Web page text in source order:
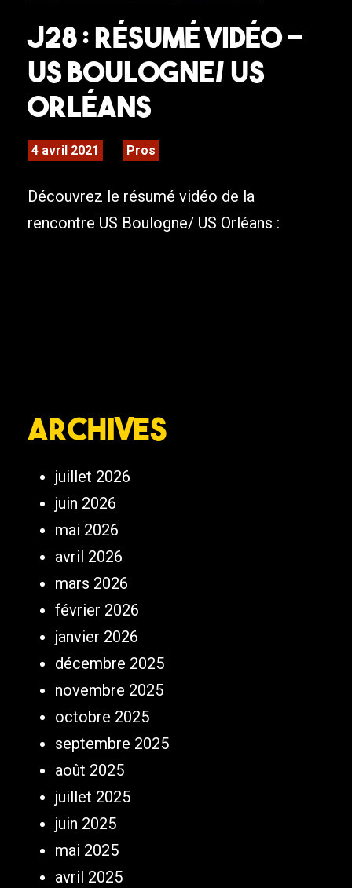
J28 : Résumé Vidéo –
US Boulogne/ US
Orléans
4 avril 2021 Pros
Découvrez le résumé vidéo de la
rencontre US Boulogne/ US Orléans :
Archives
juillet 2026
juin 2026
mai 2026
avril 2026
mars 2026
février 2026
janvier 2026
décembre 2025
novembre 2025
octobre 2025
septembre 2025
août 2025
juillet 2025
juin 2025
mai 2025
avril 2025